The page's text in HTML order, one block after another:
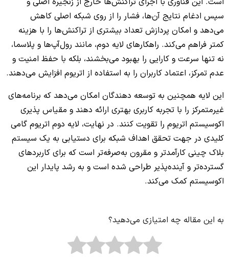
سپس ادغام نتایج آن‌ها، فشار را از روی شبکه اصلی کاهش
می‌دهد و امکان پردازش تعداد بیشتری از تراکنش‌ها را با هزینه
کمتر فراهم می‌کند. راهکارهای لایه دوم، مانند رول‌آپ‌ها و پلاسما،
نه تنها سرعت و کارایی را بهبود می‌بخشند، بلکه با حفظ امنیت و
عدم تمرکز، اعتماد کاربران را به استفاده از اتریوم افزایش می‌دهند.
این لایه همچنین به توسعه دهندگان امکان می‌دهد که برنامه‌های
غیرمتمرکز را با تجربه کاربری بهتری ارائه دهند و مقیاس پذیری
اکوسیستم اتریوم را تقویت کنند. در نهایت، لایه دوم اتریوم گامی
کلیدی در جهت تحقق اهداف شبکه برای دستیابی به یک سیستم
بلاک چینی کارآمدتر و مقرون به‌صرفه‌تر است که برای کاربردهای
گسترده‌تر و آینده‌پذیر طراحی شده است و به رشد پایدار این
اکوسیستم کمک می‌کند.
به این مقاله چه امتیازی می‌دهید؟